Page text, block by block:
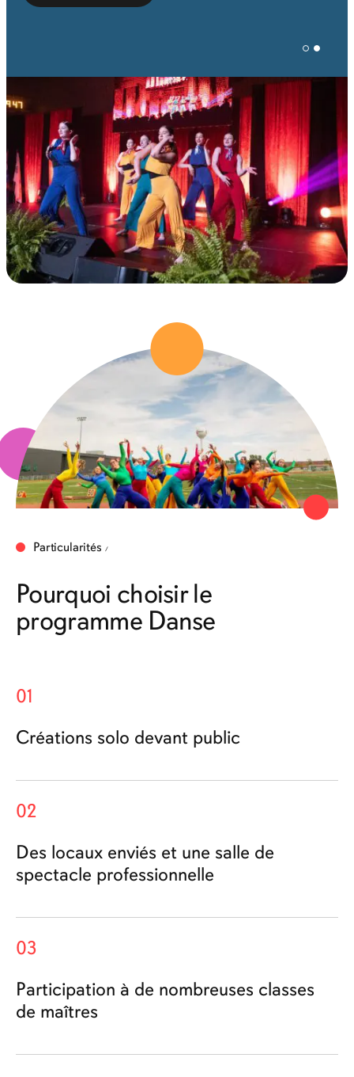
Particularités
Pourquoi choisir le
programme Danse
01
Créations solo devant public
02
Des locaux enviés et une salle de
spectacle professionnelle
03
Participation à de nombreuses classes
de maîtres